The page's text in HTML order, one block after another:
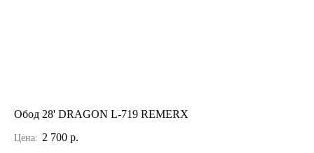
Обод 28' DRAGON L-719 REMERX
Цена: 2 700 р.